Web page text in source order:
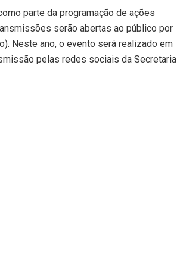
parte da programação de ações
serão abertas ao público por
Neste ano, o evento será realizado em
pelas redes sociais da Secretaria